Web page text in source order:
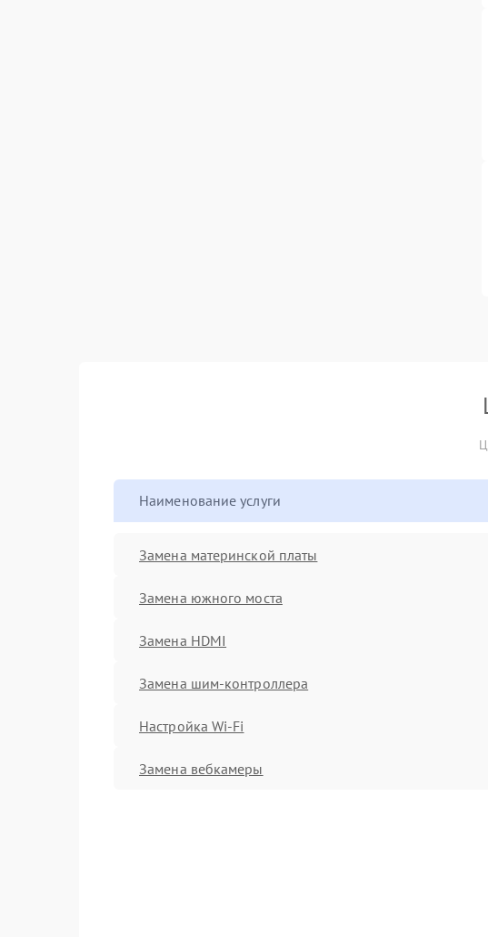
Наименование услуги
Замена материнской платы
Замена южного моста
Замена HDMI
Замена шим-контроллера
Настройка Wi-Fi
Замена вебкамеры